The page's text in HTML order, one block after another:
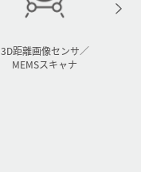
3D距離画像センサ／
MEMSスキャナ